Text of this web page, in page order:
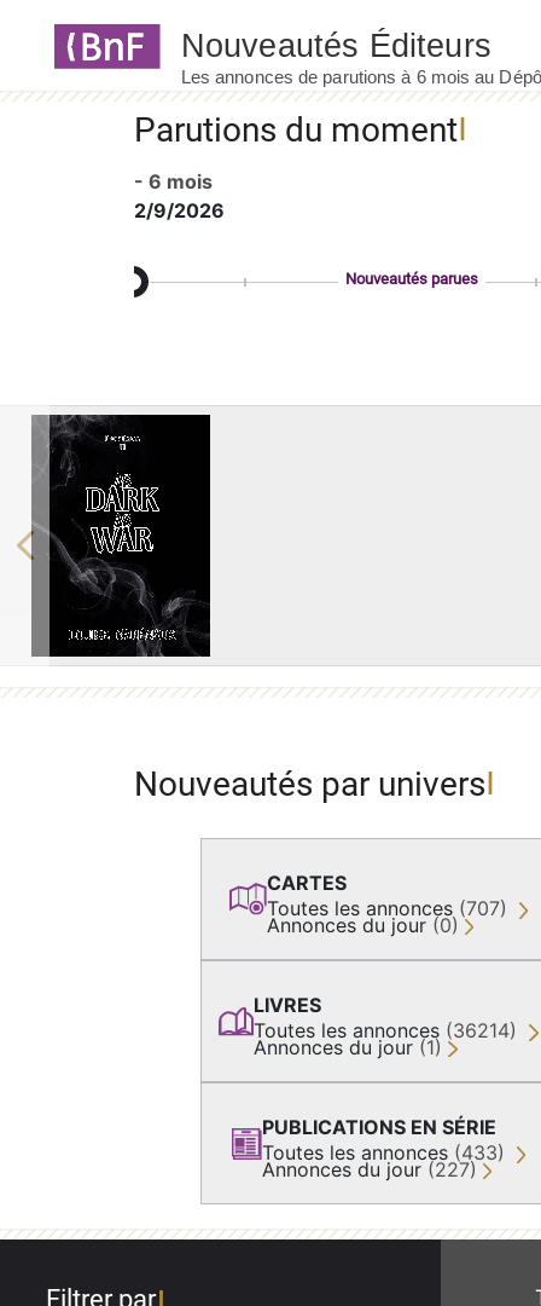
Parutions du moment
- 6 mois
2/9/2026
Nouveautés parues
Previous
Nouveautés par univers
CARTES
Toutes les annonces (707)
Annonces du jour (0)
LIVRES
Toutes les annonces (36214)
Annonces du jour (1)
PUBLICATIONS EN SÉRIE
Toutes les annonces (433)
Annonces du jour (227)
Filtrer par